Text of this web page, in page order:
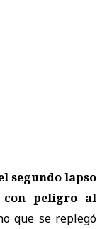
segundo lapso
con peligro al
que se replegó